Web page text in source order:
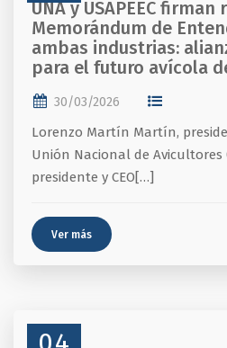
UNA y USAPEEC
Memorándum de
ambas industrias:
para el futuro avícola
30/03/2026
Lorenzo Martín Martín,
Unión Nacional de Avicultores
presidente y CEO[…]
Ver más